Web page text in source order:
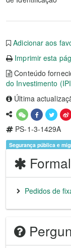
Adicionar aos
Imprimir esta
Conteúdo
do Investimento
Última
PS-1-3-1429A
Segurança pública e
Pedidos de